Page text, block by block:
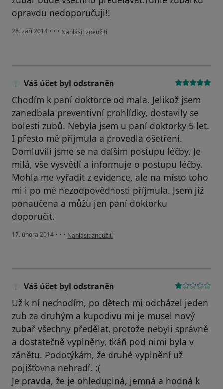
opravdu nedoporučuji!!
28. září 2014 • • • podle názoru uživatele Váš účet byl odstraněn
Nahlásit zneužití
Váš účet byl odstraněn
Chodím k paní doktorce od mala. Jelikož jsem
zanedbala preventivní prohlídky, dostavily se
bolesti zubů. Nebyla jsem u paní doktorky 5 let.
I přesto mě přijmula a provedla ošetření.
Domluvili jsme se na dalším postupu léčby. Je
milá, vše vysvětlí a informuje o postupu léčby.
Mohla me vyřadit z evidence, ale na místo toho
mi i po mé nezodpovědnosti příjmula. Jsem již
ponaučena a můžu jen paní doktorku
doporučit.
17. února 2014 • • • podle názoru uživatele Váš účet byl odstraněn
Nahlásit zneužití
Váš účet byl odstraněn
Už k ní nechodím, po dětech mi odcházel jeden
zub za druhým a kupodivu mi je musel nový
zubař všechny předělat, protože nebyli správně
a dostatečně vyplněny, tkáň pod nimi byla v
zánětu. Podotýkám, že druhé vyplnění už
pojišťovna nehradí. :(
Je pravda, že je ohleduplná, jemná a hodná k